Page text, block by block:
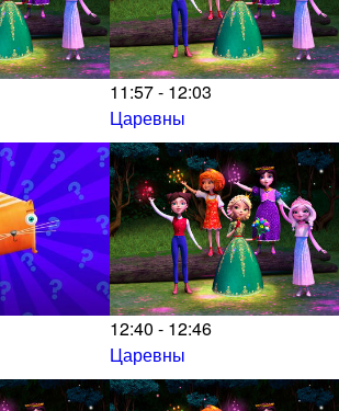
11:57 - 12:03
Царевны
12:40 - 12:46
Царевны